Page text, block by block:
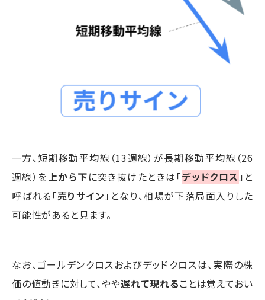
一方、短期移動平均線（13週線）が長期移動平均線（26
週線）を上から下に突き抜けたときは「デッドクロス 」と
呼ばれる「売りサイン 」となり、相場が下落局面入りした
可能性があると見ます。
なお、ゴールデンクロスおよびデッドクロスは、実際の株
価の値動きに対して、やや遅れて現れることは覚えておい